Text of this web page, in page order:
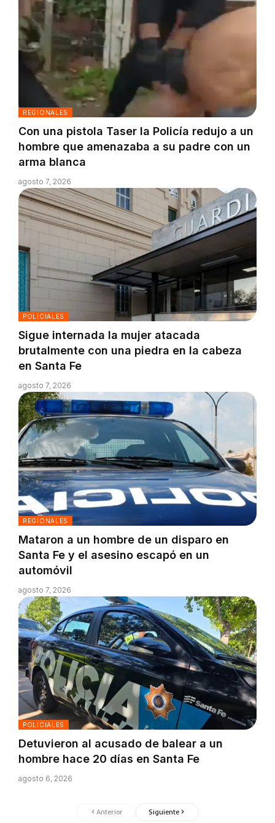
REGIONALES
Con una pistola Taser la Policía redujo a un
hombre que amenazaba a su padre con un
arma blanca
agosto 7, 2026
POLICIALES
Sigue internada la mujer atacada
brutalmente con una piedra en la cabeza
en Santa Fe
agosto 7, 2026
REGIONALES
Mataron a un hombre de un disparo en
Santa Fe y el asesino escapó en un
automóvil
agosto 7, 2026
POLICIALES
Detuvieron al acusado de balear a un
hombre hace 20 días en Santa Fe
agosto 6, 2026
Anterior Siguiente